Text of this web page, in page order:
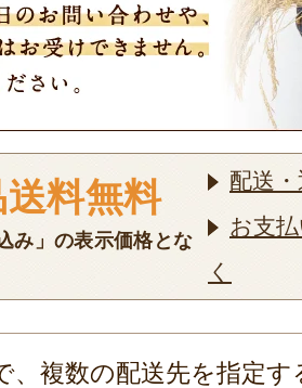
料無料
み」の表示価格とな
配送
お支
く
、複数の配送先を指定